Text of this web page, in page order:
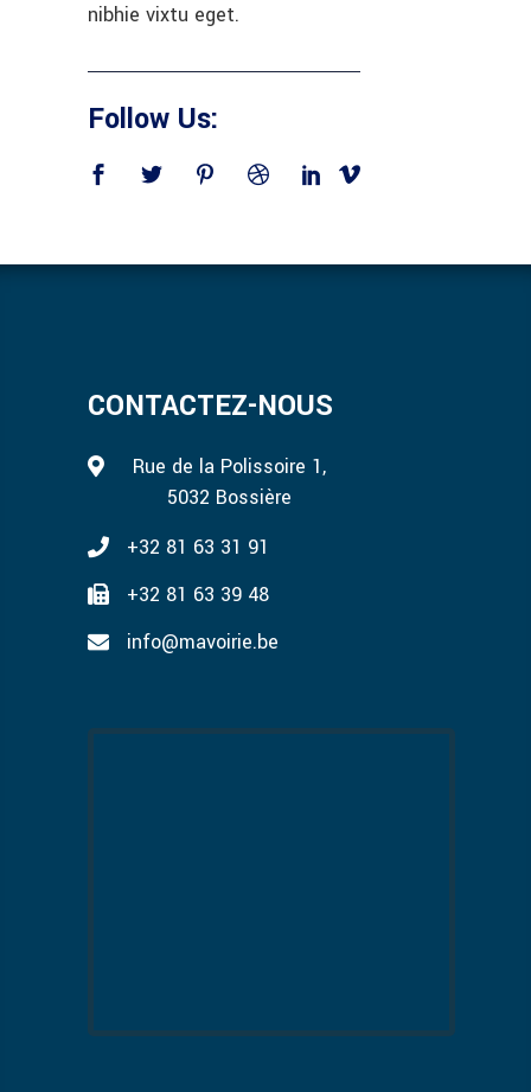
nibhie vixtu eget.
Follow Us:
CONTACTEZ-NOUS
Rue de la Polissoire 1,
5032 Bossière
+32 81 63 31 91
+32 81 63 39 48
info@mavoirie.be